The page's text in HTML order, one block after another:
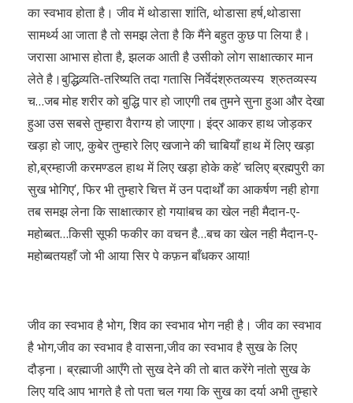
का स्वभाव होता है। जीव में थोडासा शांति, थोडासा हर्ष,थोडासा
सामर्थ्य आ जाता है तो समझ लेता है कि मैंने बहुत कुछ पा लिया है।
जरासा आभास होता है, झलक आती है उसीको लोग साक्षात्कार मान
लेते है।बुद्धिव्र्यति-तरिष्यति तदा गतासि निर्वेदंश्रुतव्यस्य श्रुतव्यस्य
च…जब मोह शरीर को बुद्धि पार हो जाएगी तब तुमने सुना हुआ और देखा
हुआ उस सबसे तुम्हारा वैराग्य हो जाएगा। इंद्र आकर हाथ जोड़कर
खड़ा हो जाए, कुबेर तुम्हारे लिए खजाने की चाबियाँ हाथ में लिए खड़ा
हो,ब्रम्हाजी करमण्डल हाथ में लिए खड़ा होके कहे’ चलिए ब्रह्मपुरी का
सुख भोगिए’, फिर भी तुम्हारे चित्त में उन पदार्थों का आकर्षण नही होगा
तब समझ लेना कि साक्षात्कार हो गया!बच का खेल नही मैदान-ए-
महोब्बत…किसी सूफी फकीर का वचन है…बच का खेल नही मैदान-ए-
महोब्बतयहाँ जो भी आया सिर पे कफ़न बाँधकर आया!
जीव का स्वभाव है भोग, शिव का स्वभाव भोग नही है। जीव का स्वभाव
है भोग,जीव का स्वभाव है वासना,जीव का स्वभाव है सुख के लिए
दौड़ना। ब्रह्माजी आएँगे तो सुख देने की तो बात करेंगे न!तो सुख के
लिए यदि आप भागते है तो पता चल गया कि सुख का दर्या अभी तुम्हारे